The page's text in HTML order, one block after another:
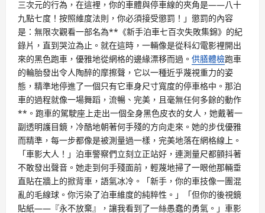
三次元的行為，在這裡，你的車體與停車線的夾角是——八十
九點七度！按照維度法則，你必須接受懲罰！」懲罰的內容
是：無限次觀看一部名為**《新手泊車七百次失敗集錦》的紀
錄片，直到哭泣為止。就在這時，一輛像是從科幻電影裡開出
來的黑色跑車，優雅地從網格的邊緣漂移而過。 供膳體檢跑車
的輪胎發出令人陶醉的摩擦聲，它以一種近乎蔑視重力的姿
態，精準地停進了一個只有它車身尺寸寬度的停車格中。那泊
車的過程就像一場舞蹈，流暢、完美，且毫無任何多餘的動作
**。跑車的駕駛座上走出一個全身黑色皮衣的女人，她戴著一
副透明護目鏡，冷酷地朝著何手殘的方向走來。她的步伐優雅
而精準，每一步都像是被測量過一樣，完美地落在網格線上。
「車影大人！」泊車警察們立刻立正站好，連測量尺都顫抖著
不敢發出聲音。她走到何手殘面前，輕蔑地掃了一眼他那輛垂
直貼在牆上的掀背車，語氣冰冷。「新手，你的車技像一團混
亂的毛線球。你污染了泊車維度的純粹性。」「但你的後視鏡
貼紙——『永不放棄』，讓我看到了一絲愚蠢的勇氣。」車影